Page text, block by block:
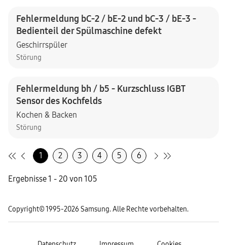
Fehlermeldung bC-2 / bE-2 und bC-3 / bE-3 -
Bedienteil der Spülmaschine defekt
Geschirrspüler
Störung
Fehlermeldung bh / b5 - Kurzschluss IGBT
Sensor des Kochfelds
Kochen & Backen
Störung
1 2 3 4 5 6
Ergebnisse 1 - 20 von 105
Copyright© 1995-2026 Samsung. Alle Rechte vorbehalten.